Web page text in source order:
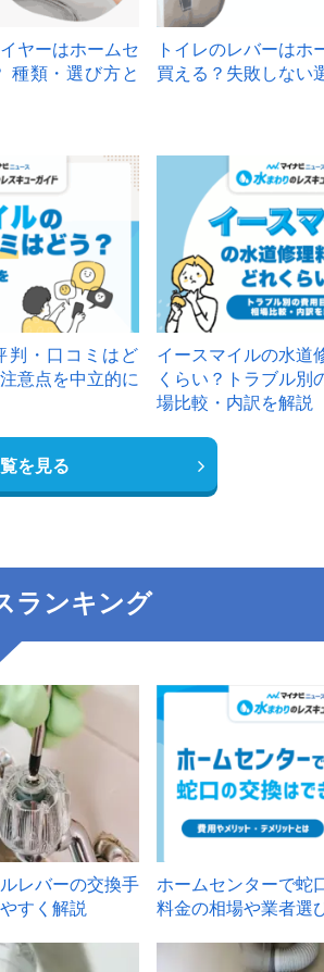
ヤーはホームセ
種類・選び方と
トイレのレバーはホ
買える？失敗しない
判・口コミはど
意点を中立的に
イースマイルの水道
くらい？トラブル別
場比較・内訳を解説
を見る
ランキング
レバーの交換手
すく解説
ホームセンターで蛇
料金の相場や業者選